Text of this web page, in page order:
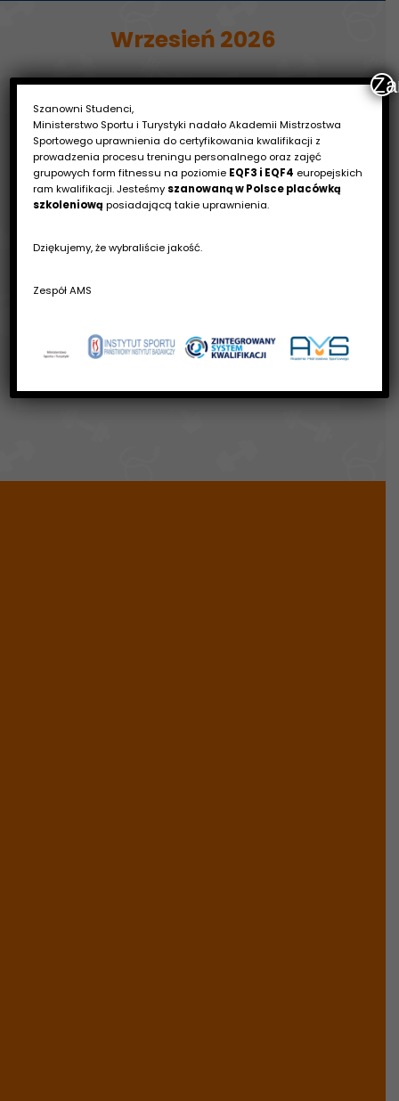
Wrzesień 2026
Trening z taśmami szkolenie
zapisz się
Szanowni Studenci,
Ministerstwo Sportu i Turystyki nadało Akademii Mistrzostwa
Sportowego uprawnienia do certyfikowania kwalifikacji z
prowadzenia procesu treningu personalnego oraz zajęć
grupowych form fitnessu na poziomie EQF3 i EQF4 europejskich
ram kwalifikacji. Jesteśmy szanowaną w Polsce placówką
szkoleniową posiadającą takie uprawnienia.
Dziękujemy, że wybraliście jakość.
Zespół AMS